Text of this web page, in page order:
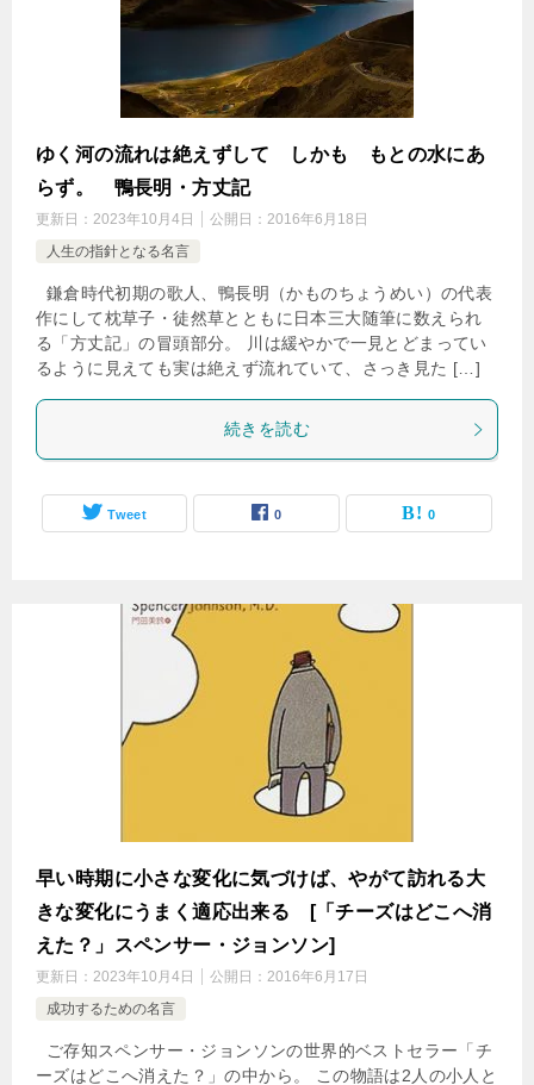
ゆく河の流れは絶えずして しかも もとの水にあ
らず。 鴨長明・方丈記
更新日： 2023年10月4日 公開日： 2016年6月18日
人生の指針となる名言
鎌倉時代初期の歌人、鴨長明（かものちょうめい）の代表
作にして枕草子・徒然草とともに日本三大随筆に数えられ
る「方丈記」の冒頭部分。 川は緩やかで一見とどまってい
るように見えても実は絶えず流れていて、さっき見た […]
続きを読む
Tweet 0 0
早い時期に小さな変化に気づけば、やがて訪れる大
きな変化にうまく適応出来る [「チーズはどこへ消
えた？」スペンサー・ジョンソン]
更新日： 2023年10月4日 公開日： 2016年6月17日
成功するための名言
ご存知スペンサー・ジョンソンの世界的ベストセラー「チ
ーズはどこへ消えた？」の中から。 この物語は2人の小人と